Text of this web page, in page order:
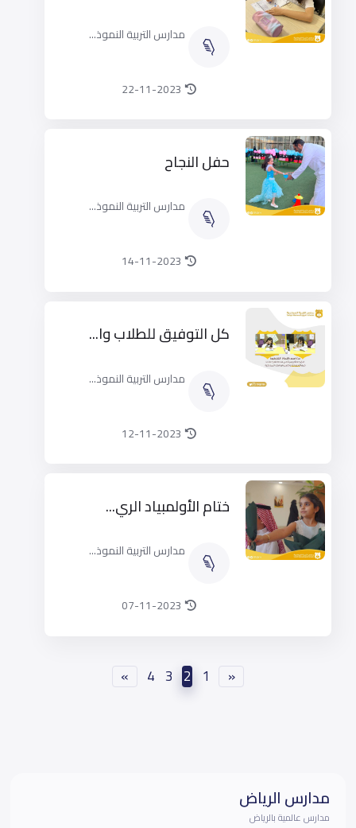
مدارس التربية النموذ...
22-11-2023
حفل النجاح
مدارس التربية النموذ...
14-11-2023
كل التوفيق للطلاب وا...
مدارس التربية النموذ...
12-11-2023
ختام الأولمبياد الري...
مدارس التربية النموذ...
07-11-2023
«
1
2
3
4
»
مدارس الرياض
مدارس عالمية بالرياض